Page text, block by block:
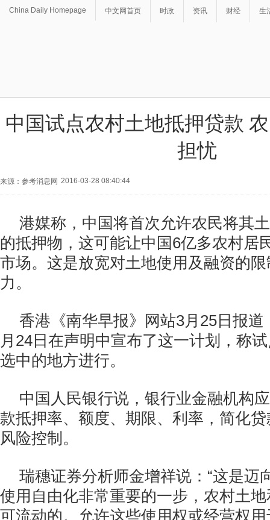
China Daily Homepage 中文网首页 时政 资讯 财经 生
中国试点农村土地抵押贷款
担忧
来源：参考消息网 2016-03-28 08:40:44
港媒称，中国将首次允许农民将其
的抵押物，这可能让中国6亿多农村居
市场。这是放宽对土地使用及融资的
力。
香港《南华早报》网站3月25日报
月24日在声明中宣布了这一计划，称
选中的地方进行。
中国人民银行说，银行业金融机构
款抵押率、额度、期限、利率，简化
风险控制。
瑞穗证券分析师金增祥说：“这是迈
使用自由化非常重要的一步，农村土
可流动的。允许这些使用权或经营权